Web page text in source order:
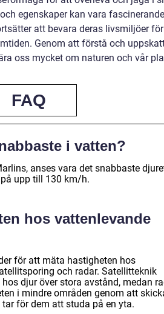
egenskaper kan vara
att bevara deras livsmiljöer
Genom att förstå och
oss mycket om naturen och vår
FAQ
i vatten?
anses vara det snabbaste
upp till 130 km/h.
hos vattenlevande
för att mäta hastigheten hos
och radar. Satellitteknik
djur över stora avstånd, medan
i mindre områden genom att
för dem att studa på en yta.